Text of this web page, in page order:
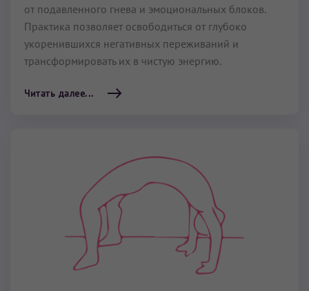
от подавленного гнева и эмоциональных блоков.
Практика позволяет освободиться от глубоко
укоренившихся негативных переживаний и
трансформировать их в чистую энергию.
Читать далее...